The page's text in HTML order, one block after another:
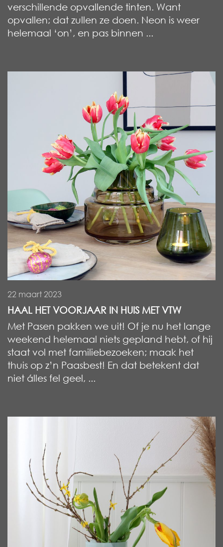
verschillende opvallende tinten. Want
opvallen; dat zullen ze doen. Neon is weer
helemaal ‘on’, en pas binnen ...
22 maart 2023
HAAL HET VOORJAAR IN HUIS MET VTW
Met Pasen pakken we uit! Of je nu het lange
weekend helemaal niets gepland hebt, of hij
staat vol met familiebezoeken; maak het
thuis op z’n Paasbest! En dat betekent dat
niet álles fel geel, ...